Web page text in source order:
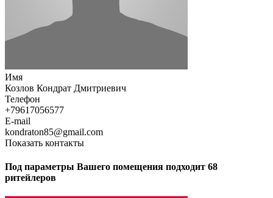
Имя
Козлов Кондрат Дмитриевич
Телефон
+79617056577
E-mail
kondraton85@gmail.com
Показать контакты
Под параметры Вашего помещения подходит 68
ритейлеров